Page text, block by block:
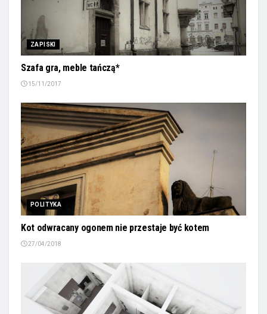
ZAPISKI
Szafa gra, meble tańczą*
15/11/2017
POLITYKA
Kot odwracany ogonem nie przestaje być kotem
27/04/2018